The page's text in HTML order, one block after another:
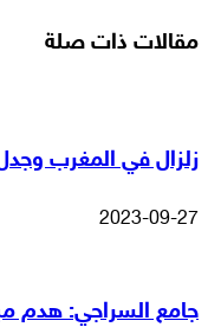
مقالات ذات صلة
زلزال في المغرب
2023-09-27
جامع السراجي: هدم